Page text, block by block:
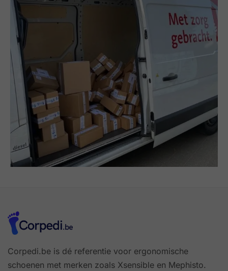
Corpedi.be is dé referentie voor ergonomische
schoenen met merken zoals Xsensible en Mephisto.